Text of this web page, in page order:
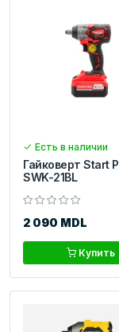
Есть в наличии
Гайковерт Start
SWK-21BL
2 090 MDL
Купить